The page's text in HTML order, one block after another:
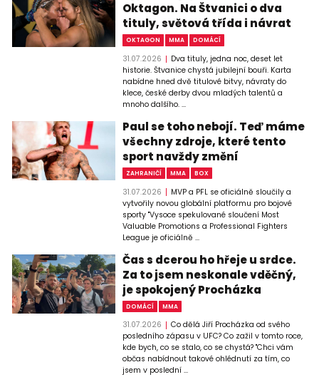
Oktagon. Na Štvanici o dva
tituly, světová třída i návrat
OKTAGON MMA DOMÁCÍ
31.07.2026
Dva tituly, jedna noc, deset let
historie. Štvanice chystá jubilejní bouři. Karta
nabídne hned dvě titulové bitvy, návraty do
klece, české derby dvou mladých talentů a
mnoho dalšího. ...
Paul se toho nebojí. Teď máme
všechny zdroje, které tento
sport navždy změní
ZAHRANIČÍ MMA BOX
31.07.2026
MVP a PFL se oficiálně sloučily a
vytvořily novou globální platformu pro bojové
sporty "Vysoce spekulované sloučení Most
Valuable Promotions a Professional Fighters
League je oficiálně ...
Čas s dcerou ho hřeje u srdce.
Za to jsem neskonale vděčný,
je spokojený Procházka
DOMÁCÍ MMA
31.07.2026
Co dělá Jiří Procházka od svého
posledního zápasu v UFC? Co zažil v tomto roce,
kde bych, co se stalo, co se chystá? "Chci vám
občas nabídnout takové ohlédnutí za tím, co
jsem v poslední ...